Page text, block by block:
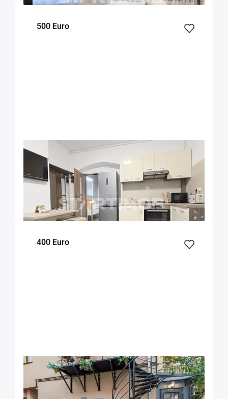
500 Euro
Apartament Centru Istoric zona Liceului
Saguna
Brasov
50
m²
1
dormitor
Parter
Etaj
400 Euro
OFERTA NOUA EXCLUSIVITATE COMISION 50%
Garsoniera zona Facultatii de Medicina
Brasov